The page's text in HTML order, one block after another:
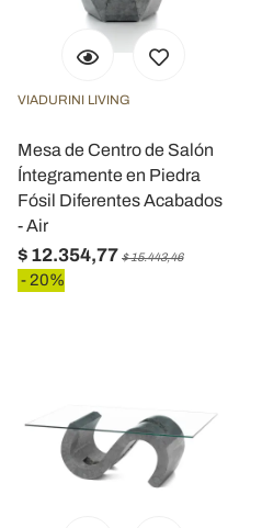
VIADURINI LIVING
Mesa de Centro de Salón
Íntegramente en Piedra
Fósil Diferentes Acabados
- Air
$ 12.354,77 $ 15.443,46
- 20%